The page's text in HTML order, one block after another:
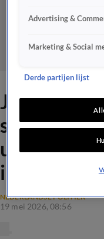
Jetten wil
steviger
NEDERLANDSE POLITIEK
19 mei 2026, 08:56
Advertising &
Marketing & Social
Derde partijen lijst